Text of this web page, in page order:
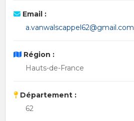
Email :
a.vanwalscappel62@gmail.com
Région :
Hauts-de-France
Département :
62